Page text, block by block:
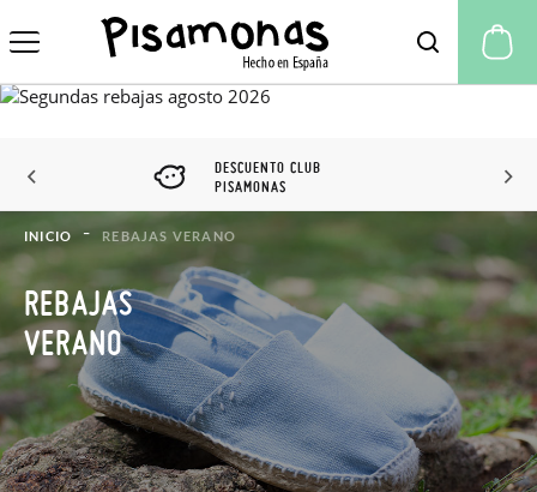
DESCUENTO CLUB
PISAMONAS
INICIO REBAJAS VERANO
REBAJAS
VERANO